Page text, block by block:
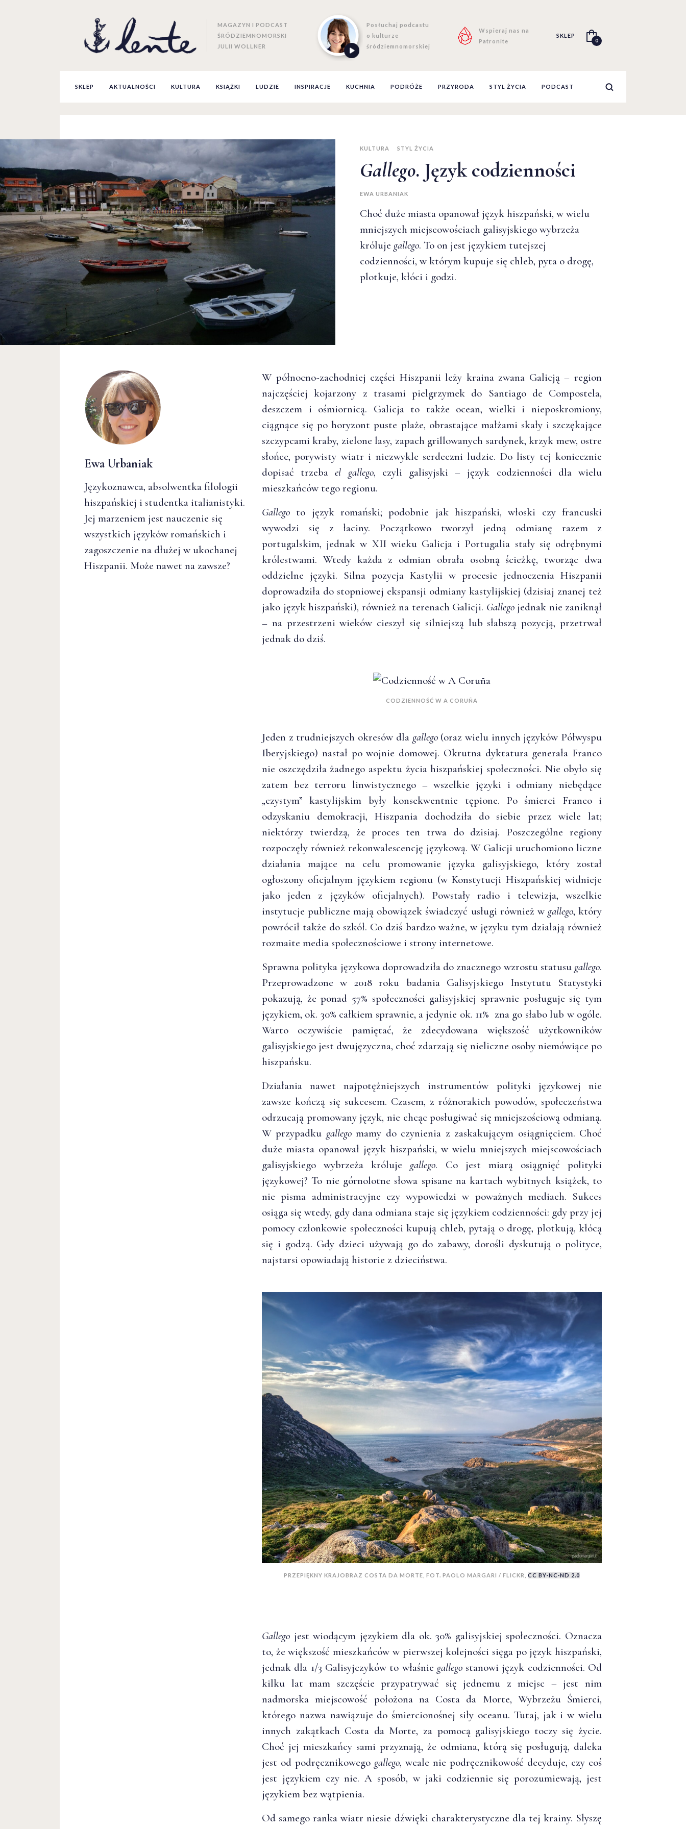
MAGAZYN I PODCAST
ŚRÓDZIEMNOMORSKI
JULII WOLLNER
Posłuchaj podcastu
o kulturze
śródziemnomorskiej
Wspieraj nas na
Patronite
SKLEP
0
SKLEP AKTUALNOŚCI KULTURA KSIĄŻKI LUDZIE INSPIRACJE KUCHNIA PODRÓŻE PRZYRODA STYL ŻYCIA PODCAST
KULTURA STYL ŻYCIA
Gallego. Język codzienności
EWA URBANIAK
Choć duże miasta opanował język hiszpański, w wielu
mniejszych miejscowościach galisyjskiego wybrzeża
króluje gallego. To on jest językiem tutejszej
codzienności, w którym kupuje się chleb, pyta o drogę,
plotkuje, kłóci i godzi.
Ewa Urbaniak
Językoznawca, absolwentka filologii
hiszpańskiej i studentka italianistyki.
Jej marzeniem jest nauczenie się
wszystkich języków romańskich i
zagoszczenie na dłużej w ukochanej
Hiszpanii. Może nawet na zawsze?
W północno-zachodniej części Hiszpanii leży kraina zwana Galicją – region
najczęściej kojarzony z trasami pielgrzymek do Santiago de Compostela,
deszczem i ośmiornicą. Galicja to także ocean, wielki i nieposkromiony,
ciągnące się po horyzont puste plaże, obrastające małżami skały i szczękające
szczypcami kraby, zielone lasy, zapach grillowanych sardynek, krzyk mew, ostre
słońce, porywisty wiatr i niezwykle serdeczni ludzie. Do listy tej koniecznie
dopisać trzebael gallego, czyli galisyjski – język codzienności dla wielu
mieszkańców tego regionu.
Gallego to język romański; podobnie jak hiszpański, włoski czy francuski
wywodzi się z łaciny. Początkowo tworzył jedną odmianę razem z
portugalskim, jednak w XII wieku Galicja i Portugalia stały się odrębnymi
królestwami. Wtedy każda z odmian obrała osobną ścieżkę, tworząc dwa
oddzielne języki. Silna pozycja Kastylii w procesie jednoczenia Hiszpanii
doprowadziła do stopniowej ekspansji odmiany kastylijskiej (dzisiaj znanej też
jako język hiszpański), również na terenach Galicji. Gallegojednak nie zaniknął
– na przestrzeni wieków cieszył się silniejszą lub słabszą pozycją, przetrwał
jednak do dziś.
CODZIENNOŚĆ W A CORUÑA
Jeden z trudniejszych okresów dla gallego(oraz wielu innych języków Półwyspu
Iberyjskiego) nastał po wojnie domowej. Okrutna dyktatura generała Franco
nie oszczędziła żadnego aspektu życia hiszpańskiej społeczności. Nie obyło się
zatem bez terroru linwistycznego – wszelkie języki i odmiany niebędące
„czystym” kastylijskim były konsekwentnie tępione. Po śmierci Franco i
odzyskaniu demokracji, Hiszpania dochodziła do siebie przez wiele lat;
niektórzy twierdzą, że proces ten trwa do dzisiaj. Poszczególne regiony
rozpoczęły również rekonwalescencję językową. W Galicji uruchomiono liczne
działania mające na celu promowanie języka galisyjskiego, który został
ogłoszony oficjalnym językiem regionu (w Konstytucji Hiszpańskiej widnieje
jako jeden z języków oficjalnych). Powstały radio i telewizja, wszelkie
instytucje publiczne mają obowiązek świadczyć usługi również w gallego, który
powrócił także do szkół. Co dziś bardzo ważne, w języku tym działają również
rozmaite media społecznościowe i strony internetowe.
Sprawna polityka językowa doprowadziła do znacznego wzrostu statusu gallego.
Przeprowadzone w 2018 roku badania Galisyjskiego Instytutu Statystyki
pokazują, że ponad 57% społeczności galisyjskiej sprawnie posługuje się tym
językiem, ok. 30% całkiem sprawnie, a jedynie ok. 11% zna go słabo lub w ogóle.
Warto oczywiście pamiętać, że zdecydowana większość użytkowników
galisyjskiego jest dwujęzyczna, choć zdarzają się nieliczne osoby niemówiące po
hiszpańsku.
Działania nawet najpotężniejszych instrumentów polityki językowej nie
zawsze kończą się sukcesem. Czasem, z różnorakich powodów, społeczeństwa
odrzucają promowany język, nie chcąc posługiwać się mniejszościową odmianą.
W przypadku gallegomamy do czynienia z zaskakującym osiągnięciem. Choć
duże miasta opanował język hiszpański, w wielu mniejszych miejscowościach
galisyjskiego wybrzeża króluje gallego. Co jest miarą osiągnięć polityki
językowej? To nie górnolotne słowa spisane na kartach wybitnych książek, to
nie pisma administracyjne czy wypowiedzi w poważnych mediach. Sukces
osiąga się wtedy, gdy dana odmiana staje się językiem codzienności: gdy przy jej
pomocy członkowie społeczności kupują chleb, pytają o drogę, plotkują, kłócą
się i godzą. Gdy dzieci używają go do zabawy, dorośli dyskutują o polityce,
najstarsi opowiadają historie z dzieciństwa.
PRZEPIĘKNY KRAJOBRAZ COSTA DA MORTE, FOT. PAOLO MARGARI / FLICKR, CC BY-NC-ND 2.0
Gallego jest wiodącym językiem dla ok. 30% galisyjskiej społeczności. Oznacza
to, że większość mieszkańców w pierwszej kolejności sięga po język hiszpański,
jednak dla 1/3 Galisyjczyków to właśnie gallegostanowi język codzienności. Od
kilku lat mam szczęście przypatrywać się jednemu z miejsc – jest nim
nadmorska miejscowość położona na Costa da Morte, Wybrzeżu Śmierci,
którego nazwa nawiązuje do śmiercionośnej siły oceanu. Tutaj, jak i w wielu
innych zakątkach Costa da Morte, za pomocą galisyjskiego toczy się życie.
Choć jej mieszkańcy sami przyznają, że odmiana, którą się posługują, daleka
jest od podręcznikowego gallego, wcale nie podręcznikowość decyduje, czy coś
jest językiem czy nie. A sposób, w jaki codziennie się porozumiewają, jest
językiem bez wątpienia.
Od samego ranka wiatr niesie dźwięki charakterystyczne dla tej krainy. Słyszę